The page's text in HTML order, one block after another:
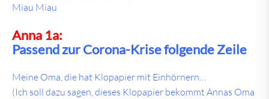
Miau Miau
Anna 1a:
Passend zur Corona-Krise folgende Zeile
Meine Oma, die hat Klopapier mit Einhörnern…
(Ich soll dazu sagen, dieses Klopapier bekommt Annas Oma